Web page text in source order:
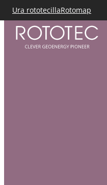
Siirry
sisältöön
Ura rototecillaRotomap